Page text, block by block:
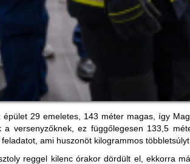
29 emeletes, 143 méter magas, így
versenyzőknek, ez függőlegesen 133,5
ami huszonöt kilogrammos többletsúlyt
reggel kilenc órakor dördült el, ekkorra